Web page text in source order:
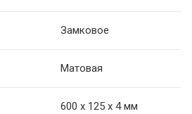
Замковое
Матовая
600 х 125 х 4 мм